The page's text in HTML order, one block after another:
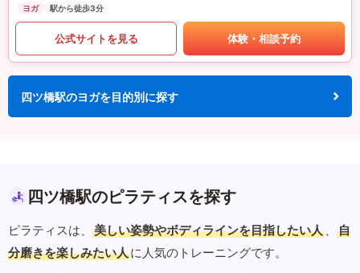
ヨガ 駅から徒歩3分
公式サイトを見る 体験・相談予約
四ツ橋駅のヨガを目的別に探す
四ツ橋駅のピラティスを探す
ピラティスは、 美しい姿勢やボディラインを目指したい人 、
自
分磨きを楽しみたい人に人気のトレーニングです。